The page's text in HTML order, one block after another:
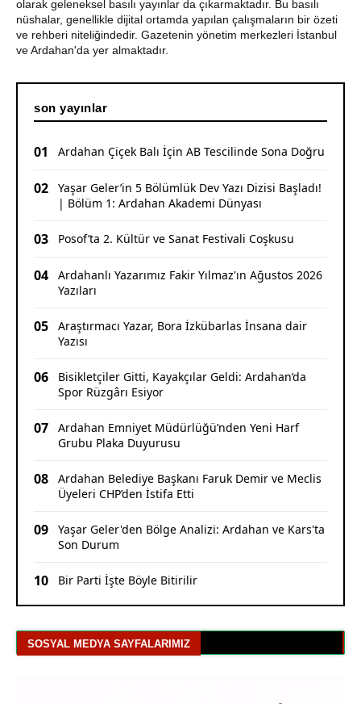
ve Yönetimi Görevden Alındı
olarak geleneksel basılı yayınlar da çıkarmaktadır. Bu basılı
nüshalar, genellikle dijital ortamda yapılan çalışmaların bir özeti
ve rehberi niteliğindedir. Gazetenin yönetim merkezleri İstanbul
ve Ardahan'da yer almaktadır.
son yayınlar
01 Ardahan Çiçek Balı İçin AB Tescilinde Sona Doğru
02
Yaşar Geler’in 5 Bölümlük Dev Yazı Dizisi Başladı!
| Bölüm 1: Ardahan Akademi Dünyası
03 Posof’ta 2. Kültür ve Sanat Festivali Coşkusu
04
Ardahanlı Yazarımız Fakir Yılmaz'ın Ağustos 2026
Yazıları
05
Araştırmacı Yazar, Bora İzkübarlas İnsana dair
Yazısı
06
Bisikletçiler Gitti, Kayakçılar Geldi: Ardahan’da
Spor Rüzgârı Esiyor
07
Ardahan Emniyet Müdürlüğü’nden Yeni Harf
Grubu Plaka Duyurusu
08
Ardahan Belediye Başkanı Faruk Demir ve Meclis
Üyeleri CHP’den İstifa Etti
09
Yaşar Geler'den Bölge Analizi: Ardahan ve Kars'ta
Son Durum
10 Bir Parti İşte Böyle Bitirilir
SOSYAL MEDYA SAYFALARIMIZ